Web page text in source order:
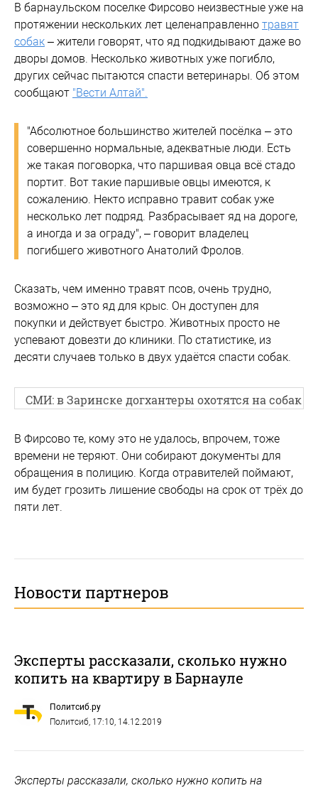
В барнаульском поселке Фирсово неизвестные уже на
протяжении нескольких лет целенаправленно травят
собак – жители говорят, что яд подкидывают даже во
дворы домов. Несколько животных уже погибло,
других сейчас пытаются спасти ветеринары. Об этом
сообщают "Вести Алтай".
"Абсолютное большинство жителей посёлка – это
совершенно нормальные, адекватные люди. Есть
же такая поговорка, что паршивая овца всё стадо
портит. Вот такие паршивые овцы имеются, к
сожалению. Некто исправно травит собак уже
несколько лет подряд. Разбрасывает яд на дороге,
а иногда и за ограду", – говорит владелец
погибшего животного Анатолий Фролов.
Сказать, чем именно травят псов, очень трудно,
возможно – это яд для крыс. Он доступен для
покупки и действует быстро. Животных просто не
успевают довезти до клиники. По статистике, из
десяти случаев только в двух удаётся спасти собак.
СМИ: в Заринске догхантеры охотятся на собак
В Фирсово те, кому это не удалось, впрочем, тоже
времени не теряют. Они собирают документы для
обращения в полицию. Когда отравителей поймают,
им будет грозить лишение свободы на срок от трёх до
пяти лет.
Новости партнеров
Эксперты рассказали, сколько нужно
копить на квартиру в Барнауле
Политсиб.ру
Политсиб, 17:10, 14.12.2019
Эксперты рассказали, сколько нужно копить на